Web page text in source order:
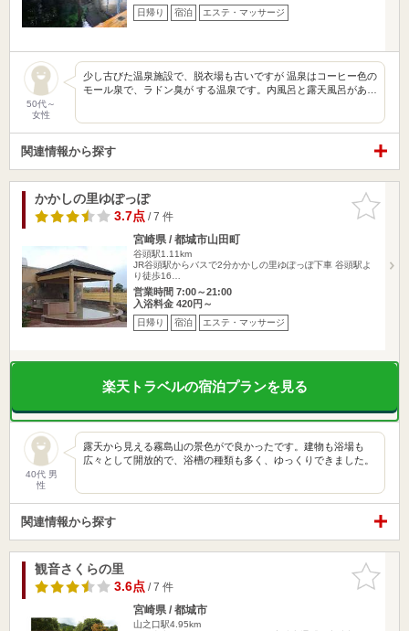
日帰り 宿泊 エステ・マッサージ
50代～
女性
少し古びた温泉施設で、脱衣場も古いですが 温泉はコーヒー色の
モール泉で、ラドン臭が する温泉です。内風呂と露天風呂があ…
関連情報から探す
お気に入
りに追加
かかしの里ゆぽっぽ
3.7点/ 7 件
宮崎県 / 都城市山田町
谷頭駅1.11km
JR谷頭駅からバスで2分かかしの里ゆぽっぽ下車 谷頭駅よ
り徒歩16…
営業時間 7:00～21:00
入浴料金 420円～
日帰り 宿泊 エステ・マッサージ
楽天トラベルの宿泊プランを見る
40代 男
性
露天から見える霧島山の景色がで良かったです。建物も浴場も
広々として開放的で、浴槽の種類も多く、ゆっくりできました。
関連情報から探す
お気に入
りに追加
観音さくらの里
3.6点/ 7 件
宮崎県 / 都城市
山之口駅4.95km